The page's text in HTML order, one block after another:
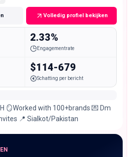
Volledig profiel bekijken
2.33%
Engagementrate
$114-679
Schatting per bericht
🪞Worked with 100+brands 💌 Dm
📍 Sialkot/Pakistan